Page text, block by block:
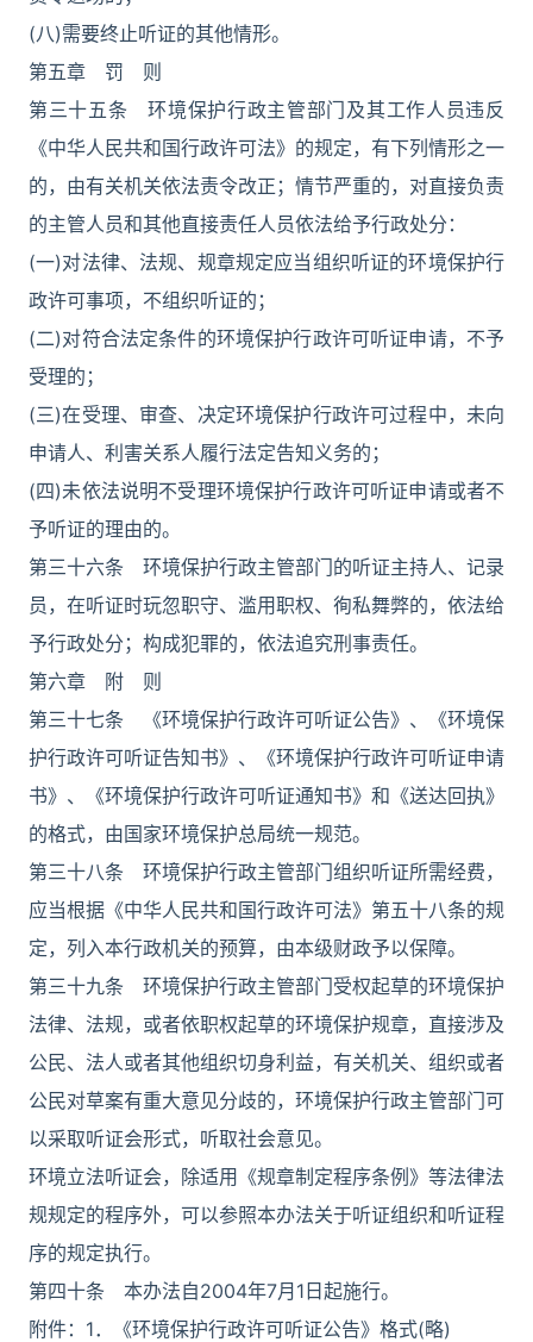
(八)需要终止听证的其他情形。
第五章 罚 则
第三十五条 环境保护行政主管部门及其工作人员违反
《中华人民共和国行政许可法》的规定，有下列情形之一
的，由有关机关依法责令改正；情节严重的，对直接负责
的主管人员和其他直接责任人员依法给予行政处分：
(一)对法律、法规、规章规定应当组织听证的环境保护行
政许可事项，不组织听证的；
(二)对符合法定条件的环境保护行政许可听证申请，不予
受理的；
(三)在受理、审查、决定环境保护行政许可过程中，未向
申请人、利害关系人履行法定告知义务的；
(四)未依法说明不受理环境保护行政许可听证申请或者不
予听证的理由的。
第三十六条 环境保护行政主管部门的听证主持人、记录
员，在听证时玩忽职守、滥用职权、徇私舞弊的，依法给
予行政处分；构成犯罪的，依法追究刑事责任。
第六章 附 则
第三十七条 《环境保护行政许可听证公告》、《环境保
护行政许可听证告知书》、《环境保护行政许可听证申请
书》、《环境保护行政许可听证通知书》和《送达回执》
的格式，由国家环境保护总局统一规范。
第三十八条 环境保护行政主管部门组织听证所需经费，
应当根据《中华人民共和国行政许可法》第五十八条的规
定，列入本行政机关的预算，由本级财政予以保障。
第三十九条 环境保护行政主管部门受权起草的环境保护
法律、法规，或者依职权起草的环境保护规章，直接涉及
公民、法人或者其他组织切身利益，有关机关、组织或者
公民对草案有重大意见分歧的，环境保护行政主管部门可
以采取听证会形式，听取社会意见。
环境立法听证会，除适用《规章制定程序条例》等法律法
规规定的程序外，可以参照本办法关于听证组织和听证程
序的规定执行。
第四十条 本办法自2004年7月1日起施行。
附件：1．《环境保护行政许可听证公告》格式(略)